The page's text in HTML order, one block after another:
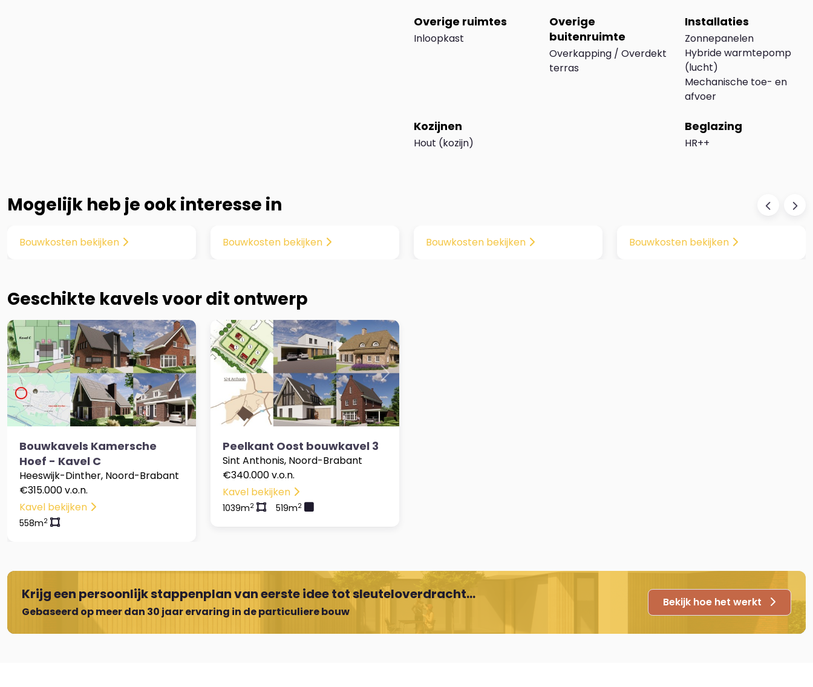
Overige ruimtes
Inloopkast
Overige
buitenruimte
Overkapping / Overdekt
terras
Installaties
Zonnepanelen
Hybride warmtepomp
(lucht)
Mechanische toe- en
afvoer
Kozijnen
Hout (kozijn)
Beglazing
HR++
Mogelijk heb je ook interesse in
Bouwkosten bekijken Bouwkosten bekijken Bouwkosten bekijken Bouwkosten bekijken
Geschikte kavels voor dit ontwerp
Previous Next
Bouwkavels Kamersche
Hoef - Kavel C
Heeswijk-Dinther, Noord-Brabant
€315.000 v.o.n.
Kavel bekijken
558m2
Previous Next
Peelkant Oost bouwkavel 3
Sint Anthonis, Noord-Brabant
€340.000 v.o.n.
Kavel bekijken
1039m2 519m2
Krijg een persoonlijk stappenplan van eerste idee tot sleuteloverdracht...
Gebaseerd op meer dan 30 jaar ervaring in de particuliere bouw
Bekijk hoe het werkt